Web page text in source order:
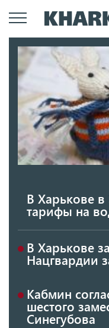
В Харькове
тарифы на
В Харькове
Нацгвардии
Кабмин
шестого
Синегубова